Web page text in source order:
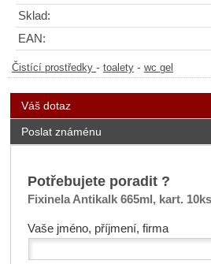
Sklad:
EAN:
Čistící prostředky - toalety - wc gel
Váš dotaz
Poslat známénu
Potřebujete poradit ?
Fixinela Antikalk 665ml, kart. 10ks
Vaše jméno, příjmení, firma